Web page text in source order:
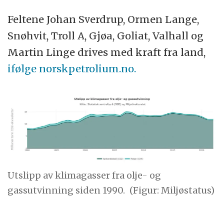
Feltene Johan Sverdrup, Ormen Lange,
Snøhvit, Troll A, Gjøa, Goliat, Valhall og
Martin Linge drives med kraft fra land,
ifølge norskpetrolium.no.
Utslipp av klimagasser fra olje- og
gassutvinning siden 1990. (Figur: Miljøstatus)